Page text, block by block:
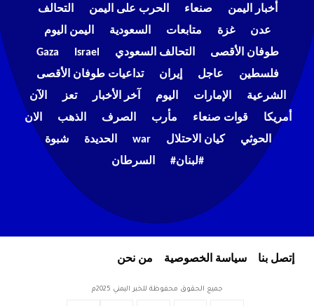
أخبار اليمن
صنعاء الحرب على اليمن
التحالف
عدن
غزة متابعات السعودية
اليمن اليوم
طوفان الأقصى
التحالف السعودي Israel
Gaza
فلسطين
عاجل إيران
تداعيات طوفان الأقصى
الشرعية
الإمارات اليوم آخر الأخبار تعز
الآن
أمريكا
قوات صنعاء مأرب الصرف الذهب
الان
الحوثي
كيان الاحتلال war الحديدة
شبوة
#لبنان#
السرطان
إتصل بنا سياسة الخصوصية من نحن
جميع الحقوق محفوظة للخبر اليمني 2025م